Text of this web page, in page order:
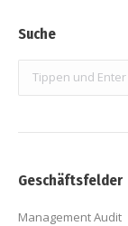
Suche
Search:
Geschäftsfelder
Management Audit